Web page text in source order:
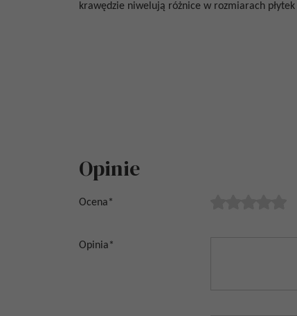
krawędzie niwelują różnice w rozmiarach
Opinie
Ocena*
Opinia*